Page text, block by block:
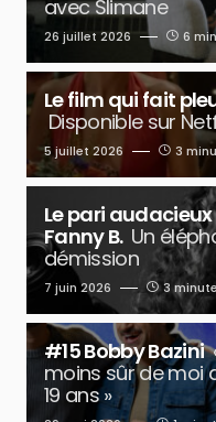
avec Slimane
26 juillet 2026 6
Le film qui fait
Disponible sur
5 juillet 2026 3
Le pari
Fanny B. Un
démission
7 juin 2026 3
#15 Bobby Bazini
moins sûr de moi
19 ans »